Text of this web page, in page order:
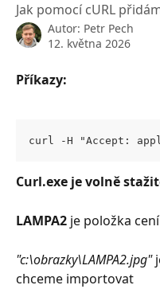
Jak pomocí cURL
Autor: Petr Pech
12. května 2026
Příkazy:
curl -H "Accept:
Curl.exe je volně
LAMPA2 je položka
"c:\obrazky\LAMPA2.jpg"
chceme importovat